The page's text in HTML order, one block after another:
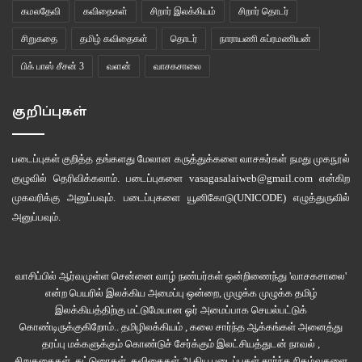
நிர்வாணமாக்கிக்கொள்கிறான். ஒருவகையில் அவன் தன் மீது திணிக்கப்பட்ட
கற்பிதத்தைத் துறக்கவே முயல்கிறான். ஆனால் நிலைமை கைமீறிப்
கேள்வி:தனி மனித தேடலை தவிர்த்து சமூகம் சார்ந்த சில தர்க்கங்களையும்
முன்வைத்திருக்கிறீர்கள்
அரசியல் என. நாவலின் குறிப்பிட்ட பகுதிக்கு பின்னர் இவை இரண்டும் காணாமல்
போய்விடுகிறதே?பெரும் சம்பவங்களின் மெலிதான பின்ணனியாக மட்டுமே
அவற்றை நாவலில் பயன்படுத்தியிருக்கீர்களா?
கொஞ்சம் அரிசி பருப்பைத் தனக்காக எடுத்துச் செல்வது, மானியத்தொகையில்
மிச்சம் பிடிப்பது, மீதமாகும் முட்டைகளை மளிகைக்கடைக்குக் கொடுப்பது, ஒரு
சத்துணவு அமைப்பாளர் வேறு எப்படியாவது இருப்பதற்கான வாய்ப்பு
இருக்கிறதா? ஊழல், முறைகேடு பற்றியெல்லாம் சு என்னும் யெரையுடைய
கமலதேவி கவிதைகள் சிறார் இலக்கியம் சிறார் தொடர்
சிறுகதை தமிழ் கவிதைகள் தொடர் நாராயணி சுப்ரமணியன்
பிக் பாஸ் சீசன் 3 வளன் வாசகசாலை
குறிப்புகள்
படைப்புகள் குறித்த தங்களது மேலான கருத்துக்களை வாசகர்கள் நமது முகநூல்
குழுவில் தெரிவிக்கலாம். படைப்புகளை vasagasalaiweb@gmail.com என்கிற
முகவரிக்கு அனுப்பவும். படைப்புகளை யூனிகோடு(UNICODE)எழுத்துருவில்
அனுப்பவும்.
வாசிப்பில் ஆர்வமுள்ள சென்னை வாழ் நண்பர்கள் ஒன்றிணைந்து 'வாசகசாலை'
என்ற பெயரில் இலக்கிய அமைப்பு ஒன்றை, முழுக்க முழுக்க தமிழ்
இலக்கியத்திற்கு மட்டுமேயான ஓர் அமைப்பாக செயல்பட்டுக்
கொண்டிருக்குகிறோம்.. தமிழிலக்கியம் , கலை சார்ந்த ஆக்கங்கள் அனைத்து
தரப்பு மக்களுக்கும் கொண்டுச் சேர்க்கும் இலட்சியத்துடன் நாவல் ,